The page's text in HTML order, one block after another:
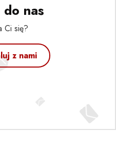
do nas
Ci się?
z nami